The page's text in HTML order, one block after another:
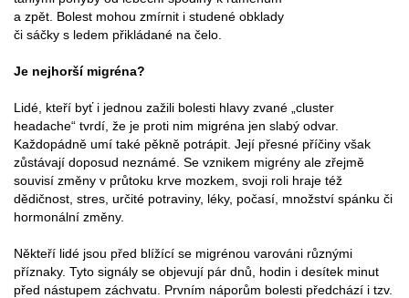
a zpět. Bolest mohou zmírnit i studené obklady
či sáčky s ledem přikládané na čelo.
Je nejhorší migréna?
Lidé, kteří byť i jednou zažili bolesti hlavy zvané „cluster
headache“ tvrdí, že je proti nim migréna jen slabý odvar.
Každopádně umí také pěkně potrápit. Její přesné příčiny však
zůstávají doposud neznámé. Se vznikem migrény ale zřejmě
souvisí změny v průtoku krve mozkem, svoji roli hraje též
dědičnost, stres, určité potraviny, léky, počasí, množství spánku či
hormonální změny.
Někteří lidé jsou před blížící se migrénou varováni různými
příznaky. Tyto signály se objevují pár dnů, hodin i desítek minut
před nástupem záchvatu. Prvním náporům bolesti předchází i tzv.